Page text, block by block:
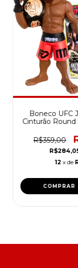
Boneco UFC
Cinturão
R$359,00
12 x de